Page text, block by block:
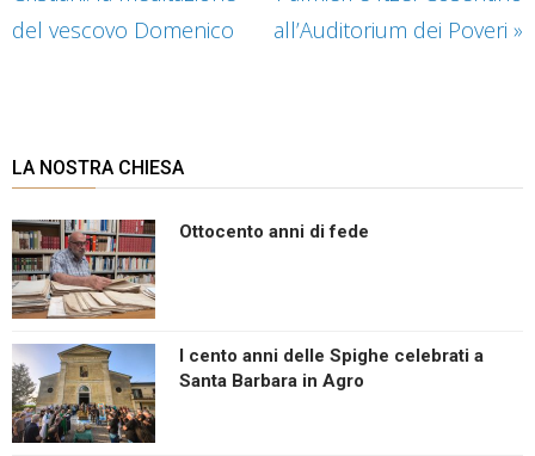
del vescovo Domenico
all’Auditorium dei Poveri »
LA NOSTRA CHIESA
Ottocento anni di fede
I cento anni delle Spighe celebrati a
Santa Barbara in Agro